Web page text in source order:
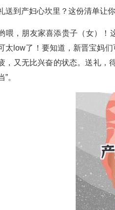
送到产妇心坎里？这份清单让
喂，朋友家喜添贵子（女）！
太low了！要知道，新晋宝妈
，又无比兴奋的状态。送礼，
”。